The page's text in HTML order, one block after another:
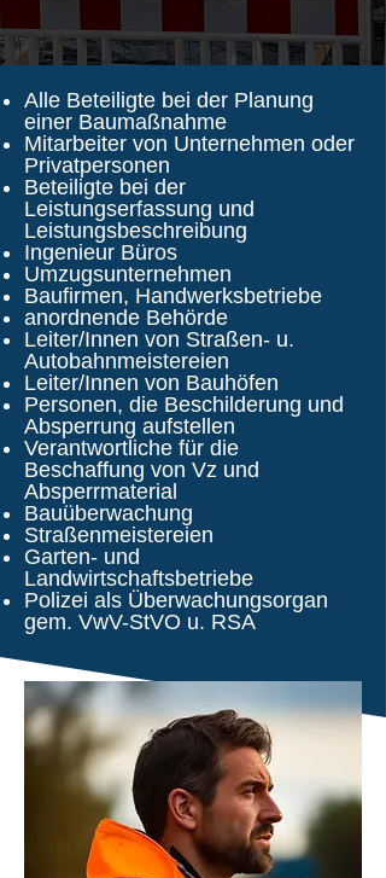
Alle Beteiligte bei der Planung
einer Baumaßnahme
Mitarbeiter von Unternehmen oder
Privatpersonen
Beteiligte bei der
Leistungserfassung und
Leistungsbeschreibung
Ingenieur Büros
Umzugsunternehmen
Baufirmen, Handwerksbetriebe
anordnende Behörde
Leiter/Innen von Straßen- u.
Autobahnmeistereien
Leiter/Innen von Bauhöfen
Personen, die Beschilderung und
Absperrung aufstellen
Verantwortliche für die
Beschaffung von Vz und
Absperrmaterial
Bauüberwachung
Straßenmeistereien
Garten- und
Landwirtschaftsbetriebe
Polizei als Überwachungsorgan
gem. VwV-StVO u. RSA